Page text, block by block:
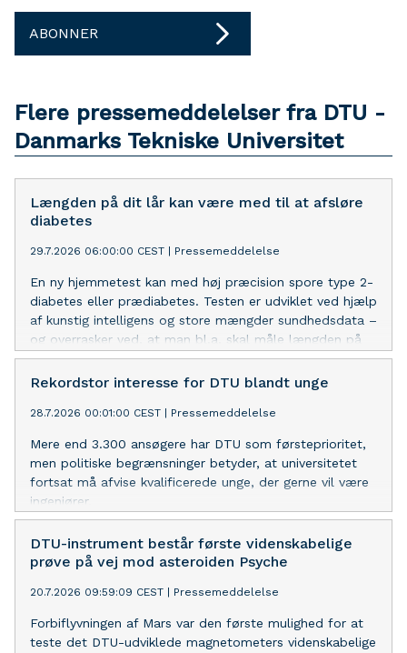
ABONNER
Flere pressemeddelelser fra DTU -
Danmarks Tekniske Universitet
Længden på dit lår kan være med til at afsløre
diabetes
29.7.2026 06:00:00 CEST Pressemeddelelse
En ny hjemmetest kan med høj præcision spore type 2-
diabetes eller prædiabetes. Testen er udviklet ved hjælp
af kunstig intelligens og store mængder sundhedsdata –
og overrasker ved, at man bl.a. skal måle længden på
sit lår.
Rekordstor interesse for DTU blandt unge
28.7.2026 00:01:00 CEST Pressemeddelelse
Mere end 3.300 ansøgere har DTU som førsteprioritet,
men politiske begrænsninger betyder, at universitetet
fortsat må afvise kvalificerede unge, der gerne vil være
ingeniører.
DTU-instrument består første videnskabelige
prøve på vej mod asteroiden Psyche
20.7.2026 09:59:09 CEST Pressemeddelelse
Forbiflyvningen af Mars var den første mulighed for at
teste det DTU-udviklede magnetometers videnskabelige